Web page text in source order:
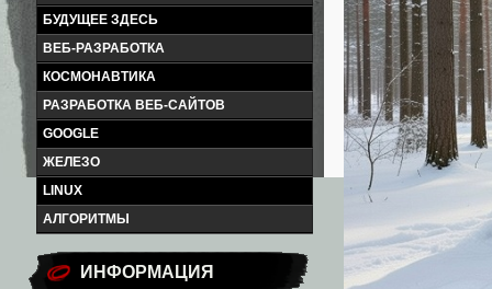
БУДУЩЕЕ ЗДЕСЬ
ВЕБ-РАЗРАБОТКА
КОСМОНАВТИКА
РАЗРАБОТКА ВЕБ-САЙТОВ
GOOGLE
ЖЕЛЕЗО
LINUX
АЛГОРИТМЫ
ИНФОРМАЦИЯ